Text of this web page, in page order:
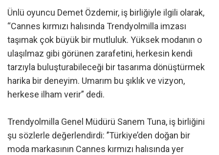
Ünlü oyuncu Demet Özdemir, iş birliğiyle ilgili olarak,
“Cannes kırmızı halısında Trendyolmilla imzası
taşımak çok büyük bir mutluluk. Yüksek modanın o
ulaşılmaz gibi görünen zarafetini, herkesin kendi
tarzıyla buluşturabileceği bir tasarıma dönüştürmek
harika bir deneyim. Umarım bu şıklık ve vizyon,
herkese ilham verir” dedi.
Trendyolmilla Genel Müdürü Sanem Tuna, iş birliğini
şu sözlerle değerlendirdi: ’’Türkiye’den doğan bir
moda markasının Cannes kırmızı halısında yer